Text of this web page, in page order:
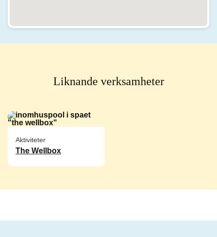
Liknande verksamheter
Aktiviteter
The Wellbox